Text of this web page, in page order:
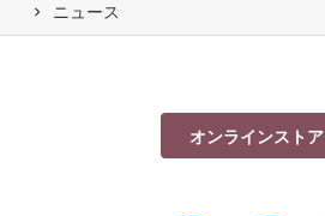
ニュース
オンラインストア